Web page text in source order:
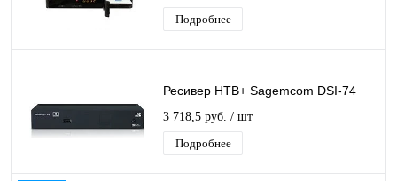
Подробнее
Ресивер НТВ+ Sagemсоm DSI-74
3 718,5 руб. / шт
Подробнее